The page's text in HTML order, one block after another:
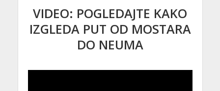
VIDEO: POGLEDAJTE KAKO
IZGLEDA PUT OD MOSTARA
DO NEUMA